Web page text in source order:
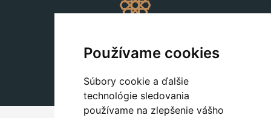
Používame cookies
Súbory cookie a ďalšie
technológie sledovania
používame na zlepšenie vášho
+420 311 604 182
dekorace@autronic.cz